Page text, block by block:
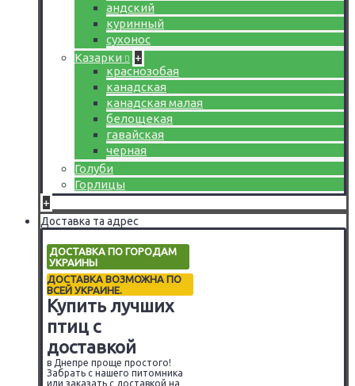
андский
куринный
сухонос
Казарки
+
краснозобая
канадская
канадская малая
белощекая
гавайская
черная
Голуби
Горлицы
+
Доставка та адрес
ДОСТАВКА ПО ГОРОДАМ
УКРАИНЫ
ДОСТАВКА ВОЗМОЖНА ПО
ВСЕЙ УКРАИНЕ.
Купить лучших
птиц с
доставкой
в Днепре проще простого!
Забрать с нашего питомника
или заказать с доставкой на